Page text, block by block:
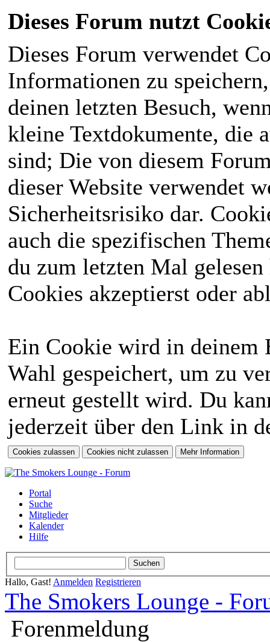
Dieses Forum nutzt
Dieses Forum verwendet
Informationen zu
deinen letzten Besuch,
kleine Textdokumente, die
sind; Die von diesem
dieser Website verwendet
Sicherheitsrisiko dar.
auch die spezifischen
du zum letzten Mal
Cookies akzeptierst oder
Ein Cookie wird in deinem
Wahl gespeichert, um zu
erneut gestellt wird. Du
jederzeit über den Link in
Portal
Suche
Mitglieder
Kalender
Hilfe
Hallo, Gast! Anmelden Registrieren
The Smokers Lounge -
Forenmeldung